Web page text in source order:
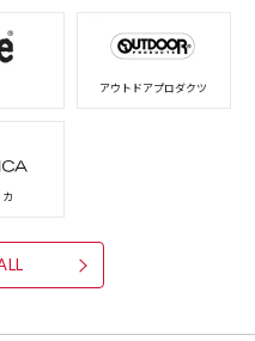
アウトドアプロダクツ
カ